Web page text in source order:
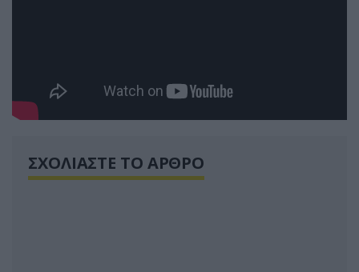
ΣΧΟΛΙΑΣΤΕ ΤΟ ΑΡΘΡΟ